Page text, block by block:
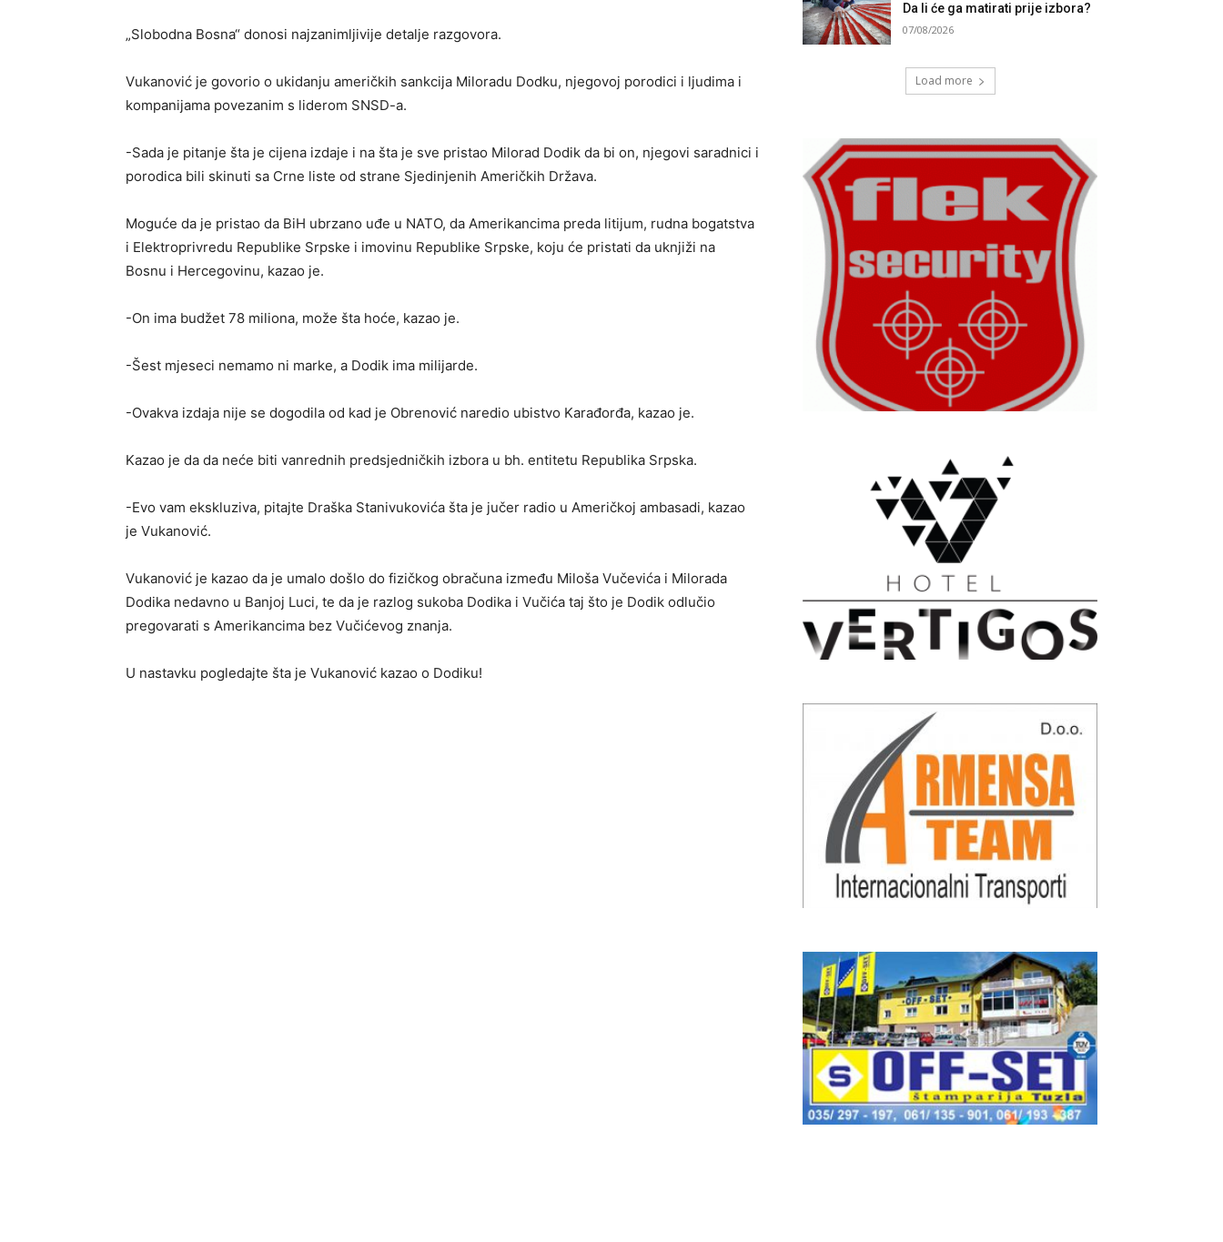
„Slobodna Bosna“ donosi najzanimljivije detalje razgovora.
Vukanović je govorio o ukidanju američkih sankcija Miloradu Dodku, njegovoj porodici i ljudima i
kompanijama povezanim s liderom SNSD-a.
-Sada je pitanje šta je cijena izdaje i na šta je sve pristao Milorad Dodik da bi on, njegovi saradnici i
porodica bili skinuti sa Crne liste od strane Sjedinjenih Američkih Država.
Moguće da je pristao da BiH ubrzano uđe u NATO, da Amerikancima preda litijum, rudna bogatstva
i Elektroprivredu Republike Srpske i imovinu Republike Srpske, koju će pristati da uknjiži na
Bosnu i Hercegovinu, kazao je.
-On ima budžet 78 miliona, može šta hoće, kazao je.
-Šest mjeseci nemamo ni marke, a Dodik ima milijarde.
-Ovakva izdaja nije se dogodila od kad je Obrenović naredio ubistvo Karađorđa, kazao je.
Kazao je da da neće biti vanrednih predsjedničkih izbora u bh. entitetu Republika Srpska.
-Evo vam ekskluziva, pitajte Draška Stanivukovića šta je jučer radio u Američkoj ambasadi, kazao
je Vukanović.
Vukanović je kazao da je umalo došlo do fizičkog obračuna između Miloša Vučevića i Milorada
Dodika nedavno u Banjoj Luci, te da je razlog sukoba Dodika i Vučića taj što je Dodik odlučio
pregovarati s Amerikancima bez Vučićevog znanja.
U nastavku pogledajte šta je Vukanović kazao o Dodiku!
Da li će ga matirati prije izbora?
07/08/2026
Load more